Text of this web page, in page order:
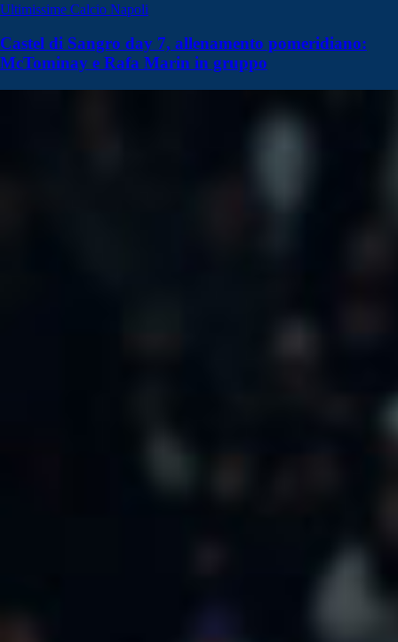
Ultimissime Calcio Napoli
Castel di Sangro day 7, allenamento pomeridiano:
McTominay e Rafa Marin in gruppo